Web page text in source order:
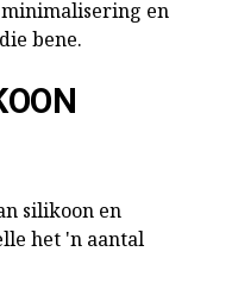
en
bene.
silikoon en
het 'n aantal